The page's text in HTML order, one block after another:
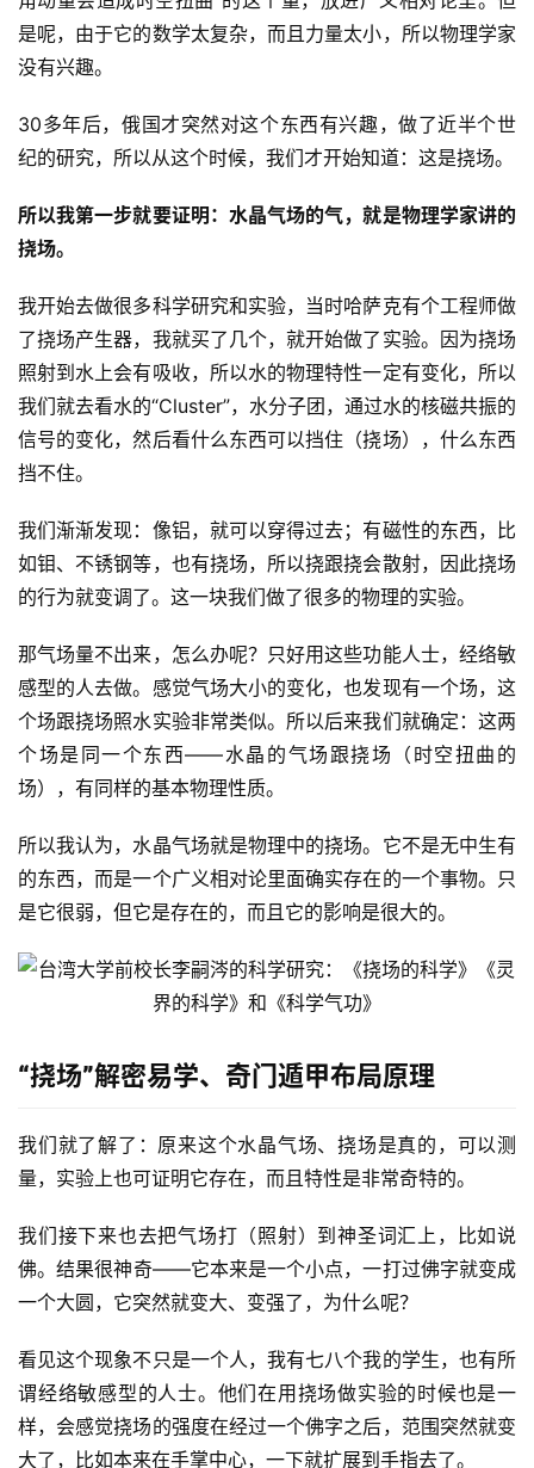
是呢，由于它的数学太复杂，而且力量太小，所以物理学家
没有兴趣。
30多年后，俄国才突然对这个东西有兴趣，做了近半个世
纪的研究，所以从这个时候，我们才开始知道：这是挠场。
所以我第一步就要证明：水晶气场的气，就是物理学家讲的
挠场。
我开始去做很多科学研究和实验，当时哈萨克有个工程师做
了挠场产生器，我就买了几个，就开始做了实验。因为挠场
照射到水上会有吸收，所以水的物理特性一定有变化，所以
我们就去看水的“Cluster”，水分子团，通过水的核磁共振的
信号的变化，然后看什么东西可以挡住（挠场），什么东西
挡不住。
我们渐渐发现：像铝，就可以穿得过去；有磁性的东西，比
如钼、不锈钢等，也有挠场，所以挠跟挠会散射，因此挠场
的行为就变调了。这一块我们做了很多的物理的实验。
那气场量不出来，怎么办呢？只好用这些功能人士，经络敏
感型的人去做。感觉气场大小的变化，也发现有一个场，这
个场跟挠场照水实验非常类似。所以后来我们就确定：这两
个场是同一个东西——水晶的气场跟挠场（时空扭曲的
场），有同样的基本物理性质。
所以我认为，水晶气场就是物理中的挠场。它不是无中生有
的东西，而是一个广义相对论里面确实存在的一个事物。只
是它很弱，但它是存在的，而且它的影响是很大的。
“挠场”解密易学、奇门遁甲布局原理
我们就了解了：原来这个水晶气场、挠场是真的，可以测
量，实验上也可证明它存在，而且特性是非常奇特的。
我们接下来也去把气场打（照射）到神圣词汇上，比如说
佛。结果很神奇——它本来是一个小点，一打过佛字就变成
一个大圆，它突然就变大、变强了，为什么呢？
看见这个现象不只是一个人，我有七八个我的学生，也有所
谓经络敏感型的人士。他们在用挠场做实验的时候也是一
样，会感觉挠场的强度在经过一个佛字之后，范围突然就变
大了，比如本来在手掌中心，一下就扩展到手指去了。